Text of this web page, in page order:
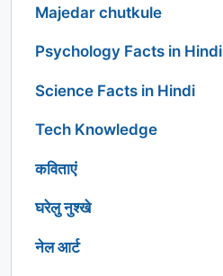
Majedar chutkule
Psychology Facts in Hindi
Science Facts in Hindi
Tech Knowledge
कविताएं
घरेलु नुश्खे
नेल आर्ट